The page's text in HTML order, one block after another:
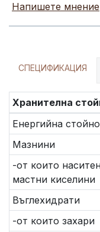
Напишете мнение
СПЕЦИФИКАЦИЯ
Хранителна
Енергийна
Мазнини
-от които
мастни киселини
Въглехидрати
-от които захари